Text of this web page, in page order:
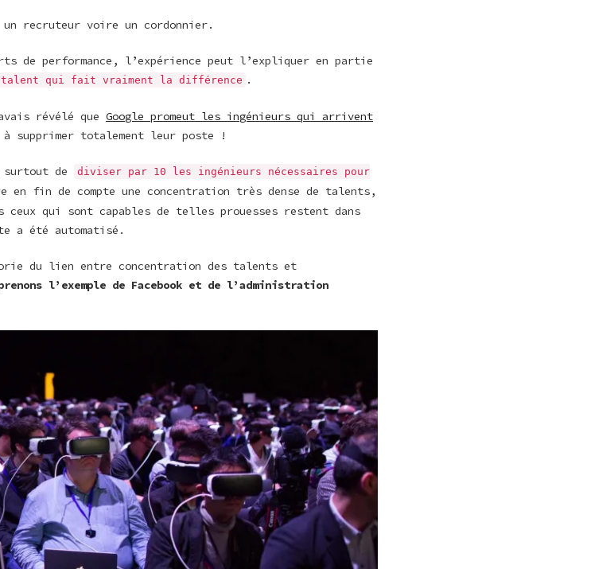
un recruteur voire un cordonnier.
de performance, l’expérience peut l’expliquer en partie
qui fait vraiment la différence .
révélé que Google promeut les ingénieurs qui arrivent
à supprimer totalement leur poste !
surtout de
diviser par 10 les ingénieurs nécessaires pour
en fin de compte une concentration très dense de talents,
ceux qui sont capables de telles prouesses restent dans
a été automatisé.
du lien entre concentration des talents et
l’exemple de Facebook et de l’administration